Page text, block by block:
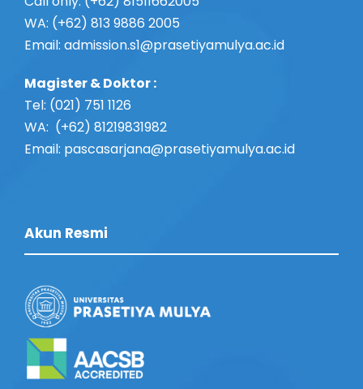
WA: (+62) 813 9886 2005
Email: admission.s1@prasetiyamulya.ac.id
Magister & Doktor :
Tel: (021) 751 1126
WA: (+62) 81219831982
Email: pascasarjana@prasetiyamulya.ac.id
Akun Resmi